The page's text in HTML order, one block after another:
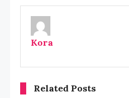
Kora
Related Posts